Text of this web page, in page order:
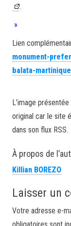
.
»
Lien
monument-
balata-
L’image
original car le site
dans son flux RSS.
À propos de
Killian BOREZO
Laisser un
Votre adresse e-